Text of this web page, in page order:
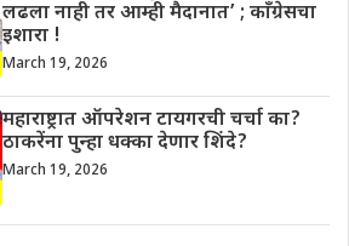
लढला नाही तर आम्ही मैदानात’ ; काँग्रेसचा
इशारा !
March 19, 2026
महाराष्ट्रात ऑपरेशन टायगरची चर्चा का?
ठाकरेंना पुन्हा धक्का देणार शिंदे?
March 19, 2026